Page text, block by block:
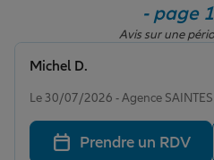
Assurance scolaire
Retraite
- page
Avis sur une
Le 30/07/2026 - Agence SAINTES
Michel D.
Prendre un RDV